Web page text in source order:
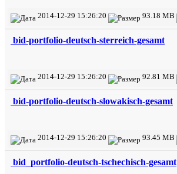
2014-12-29 15:26:20 93.18 MB
bid-portfolio-deutsch-sterreich-gesamt
2014-12-29 15:26:20 92.81 MB
bid-portfolio-deutsch-slowakisch-gesamt
2014-12-29 15:26:20 93.45 MB
bid_portfolio-deutsch-tschechisch-gesamt